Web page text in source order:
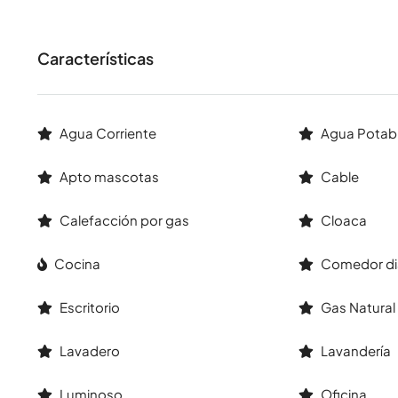
Características
Agua Corriente Agua
Apto mascotas Cable
Calefacción por gas Cloaca
Cocina Comedor
Escritorio Gas Natural
Lavadero Lavandería
Luminoso Oficina